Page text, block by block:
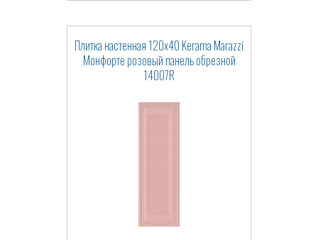
Плитка настенная 120x40 Kerama Marazzi
Монфорте розовый панель обрезной
14007R